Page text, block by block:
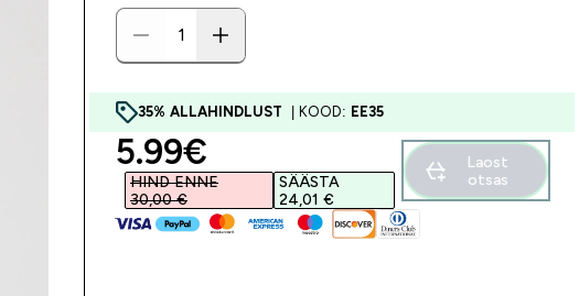
35% ALLAHINDLUST | KOOD: EE35
discounted price
5.99€‎
HIND ENNE
30,00 €‎
SÄÄSTA
24,01 €‎
Laost
otsas